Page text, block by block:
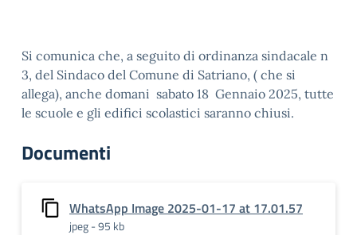
Si comunica che, a seguito di ordinanza sindacale n
3, del Sindaco del Comune di Satriano, ( che si
allega), anche domani sabato 18 Gennaio 2025, tutte
le scuole e gli edifici scolastici saranno chiusi.
Documenti
WhatsApp Image 2025-01-17 at 17.01.57
jpeg - 95 kb